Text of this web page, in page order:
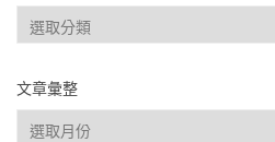
分
類
文章彙整
文